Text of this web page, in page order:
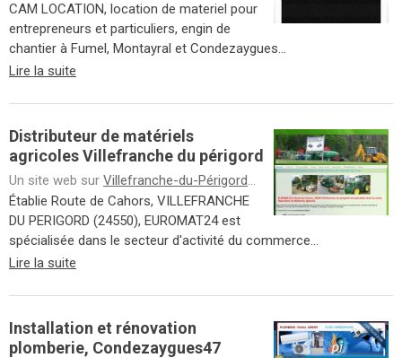
CAM LOCATION, location de materiel pour
entrepreneurs et particuliers, engin de
chantier à Fumel, Montayral et Condezaygues...
Lire la suite
Distributeur de matériels
agricoles Villefranche du périgord
Un site web sur Villefranche-du-Périgord(24)
Établie Route de Cahors, VILLEFRANCHE
DU PERIGORD (24550), EUROMAT24 est
spécialisée dans le secteur d'activité du commerce...
Lire la suite
Installation et rénovation
plomberie, Condezaygues47